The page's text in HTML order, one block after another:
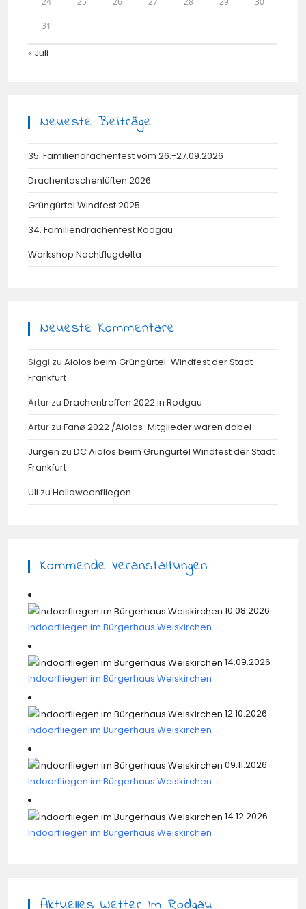
31
« Juli
Neueste Beiträge
35. Familiendrachenfest vom 26.-27.09.2026
Drachentaschenlüften 2026
Grüngürtel Windfest 2025
34. Familiendrachenfest Rodgau
Workshop Nachtflugdelta
Neueste Kommentare
Siggi zuAiolos beim Grüngürtel-Windfest der Stadt
Frankfurt
Artur zuDrachentreffen 2022 in Rodgau
Artur zuFanø 2022 /Aiolos-Mitglieder waren dabei
Jürgen zuDC Aiolos beim Grüngürtel Windfest der Stadt
Frankfurt
Uli zuHalloweenfliegen
Kommende Veranstaltungen
10.08.2026
Indoorfliegen im Bürgerhaus Weiskirchen
14.09.2026
Indoorfliegen im Bürgerhaus Weiskirchen
12.10.2026
Indoorfliegen im Bürgerhaus Weiskirchen
09.11.2026
Indoorfliegen im Bürgerhaus Weiskirchen
14.12.2026
Indoorfliegen im Bürgerhaus Weiskirchen
Aktuelles Wetter Im Rodgau